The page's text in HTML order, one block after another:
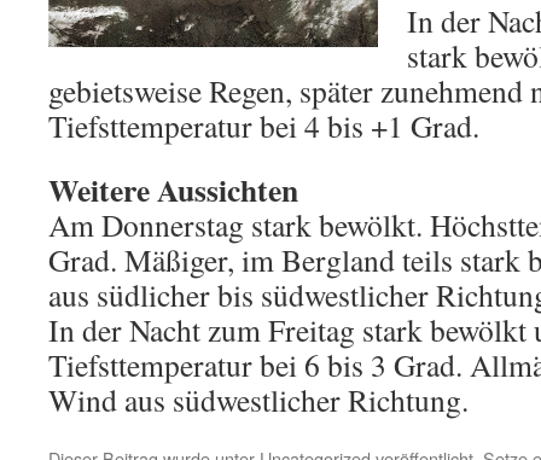
In der
stark
gebietsweise Regen, später
Tiefsttemperatur bei 4 bis +1 Grad.
Weitere Aussichten
Am Donnerstag stark bewölkt.
Grad. Mäßiger, im Bergland teils stark
aus südlicher bis südwestlicher
In der Nacht zum Freitag stark bewölkt
Tiefsttemperatur bei 6 bis 3 Grad.
Wind aus südwestlicher Richtung.